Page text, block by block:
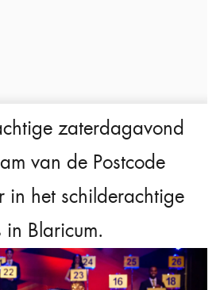
zaterdagavond
van de Postcode
in het schilderachtige
in Blaricum.